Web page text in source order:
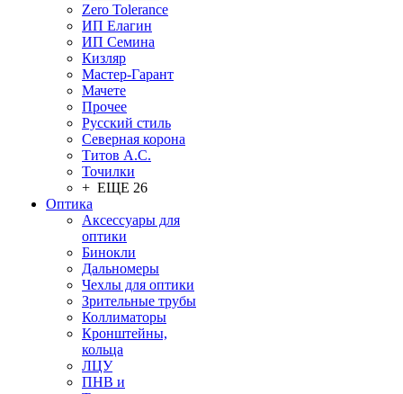
Zero Tolerance
ИП Елагин
ИП Семина
Кизляр
Мастер-Гарант
Мачете
Прочее
Русский стиль
Северная корона
Титов А.С.
Точилки
+ ЕЩЕ 26
Оптика
Аксессуары для
оптики
Бинокли
Дальномеры
Чехлы для оптики
Зрительные трубы
Коллиматоры
Кронштейны,
кольца
ЛЦУ
ПНВ и